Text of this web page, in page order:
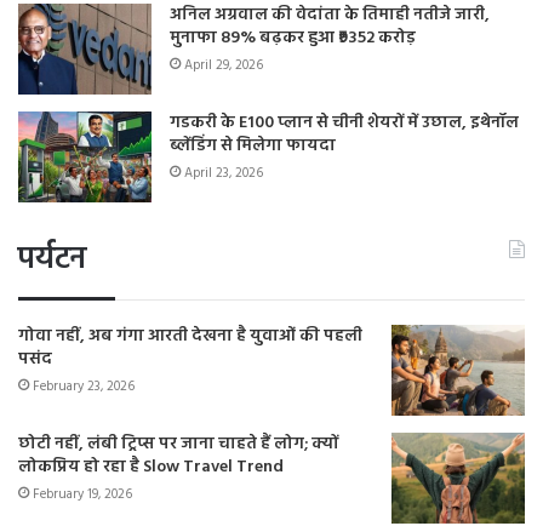
अनिल अग्रवाल की वेदांता के तिमाही नतीजे जारी,
मुनाफा 89% बढ़कर हुआ ₹9352 करोड़
April 29, 2026
गडकरी के E100 प्लान से चीनी शेयरों में उछाल, इथेनॉल
ब्लेंडिंग से मिलेगा फायदा
April 23, 2026
पर्यटन
गोवा नहीं, अब गंगा आरती देखना है युवाओं की पहली
पसंद
February 23, 2026
छोटी नहीं, लंबी ट्रिप्स पर जाना चाहते हैं लोग; क्यों
लोकप्रिय हो रहा है Slow Travel Trend
February 19, 2026